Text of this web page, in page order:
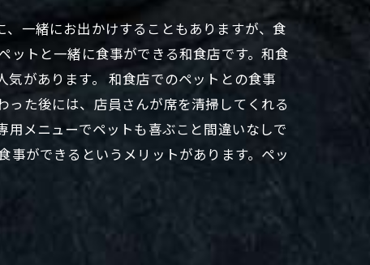
一緒にお出かけすることもありますが、食
ットと一緒に食事ができる和食店です。和食
があります。 和食店でのペットとの食事
た後には、店員さんが席を清掃してくれる
メニューでペットも喜ぶこと間違いなしで
ができるというメリットがあります。ペッ